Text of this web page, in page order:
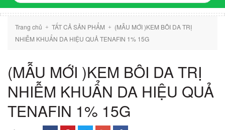
Trang chủ + TẤT CẢ SẢN PHẨM +
(MẪU MỚI )KEM BÔI DA TRỊ
NHIỄM KHUẨN DA HIỆU QUẢ TENAFIN 1% 15G
(MẪU MỚI )KEM BÔI DA TRỊ
NHIỄM KHUẨN DA HIỆU QUẢ
TENAFIN 1% 15G